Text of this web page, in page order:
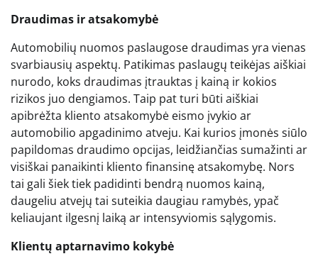
Draudimas ir atsakomybė
Automobilių nuomos paslaugose draudimas yra vienas
svarbiausių aspektų. Patikimas paslaugų teikėjas aiškiai
nurodo, koks draudimas įtrauktas į kainą ir kokios
rizikos juo dengiamos. Taip pat turi būti aiškiai
apibrėžta kliento atsakomybė eismo įvykio ar
automobilio apgadinimo atveju. Kai kurios įmonės siūlo
papildomas draudimo opcijas, leidžiančias sumažinti ar
visiškai panaikinti kliento finansinę atsakomybę. Nors
tai gali šiek tiek padidinti bendrą nuomos kainą,
daugeliu atvejų tai suteikia daugiau ramybės, ypač
keliaujant ilgesnį laiką ar intensyviomis sąlygomis.
Klientų aptarnavimo kokybė